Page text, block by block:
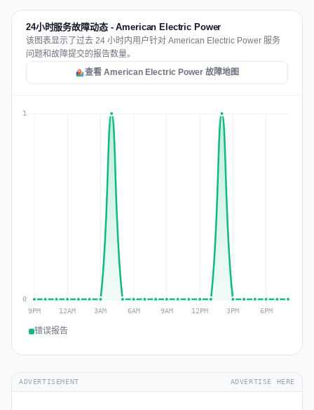
24小时服务故障动态 - American Electric Power
该图表显示了过去 24 小时内用户针对 American Electric Power 服务
问题和故障提交的报告数量。
查看 American Electric Power 故障地图
错误报告
ADVERTISEMENT ADVERTISE HERE